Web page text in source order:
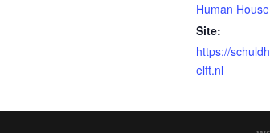
Human
Site:
https://
elft.nl